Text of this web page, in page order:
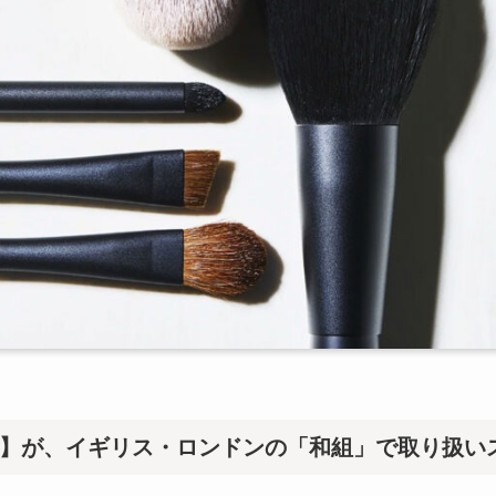
が、イギリス・ロンドンの「和組」で取り扱い